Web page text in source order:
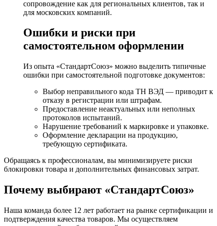
сопровождение как для региональных клиентов, так и
для московских компаний.
Ошибки и риски при
самостоятельном оформлении
Из опыта «СтандартСоюз» можно выделить типичные
ошибки при самостоятельной подготовке документов:
Выбор неправильного кода ТН ВЭД — приводит к
отказу в регистрации или штрафам.
Предоставление неактуальных или неполных
протоколов испытаний.
Нарушение требований к маркировке и упаковке.
Оформление декларации на продукцию,
требующую сертификата.
Обращаясь к профессионалам, вы минимизируете риски
блокировки товара и дополнительных финансовых затрат.
Почему выбирают «СтандартСоюз»
Наша команда более 12 лет работает на рынке сертификации и
подтверждения качества товаров. Мы осуществляем